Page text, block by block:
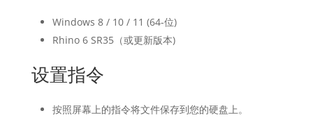
Windows 8 / 10 / 11 (64-位)
Rhino 6 SR35（或更新版本)
设置指令
按照屏幕上的指令将文件保存到您的硬盘上。